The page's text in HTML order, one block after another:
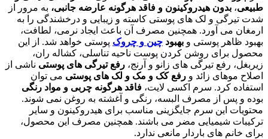
طبیعی، بدون هیدروکینون و فاقد هرگونه عارضه جانبی، به مرور از
شدت تیرگی و لک های پوستی کاسته و زیبایی و درخشندگی را به
ارمغان می آورد. همچنین مصرف آن باعث ایجاد نرمی، لطافت،
بهبود ظاهر پوستی و بهبود چین و چروک پوستی خواهد شد. از این
محصول برای روشن کردن پوست ناحیه تناسلی، کشاله ران،
زیربغل، رفع تیرگی های زانو و آرنج، رفع تیرگی های پوستی ناشی از
اصلاح موهای زائد و رفع کک و مک و لک های پوستی می توان
استفاده کرد. سرم اکسی لایت، فاقد هرگونه چربی و مواد رنگی
بوده و پس از مصرف البسه، رنگی و آغشته به روغن نمی شوند.
محتویات این سرم جایگزینی مناسب برای هیدروکینون و سایر
ترکیبات شیمیایی مضر می باشند. همچنین مصرف این محصول،
برای خانم های باردار مانعی ندارد.